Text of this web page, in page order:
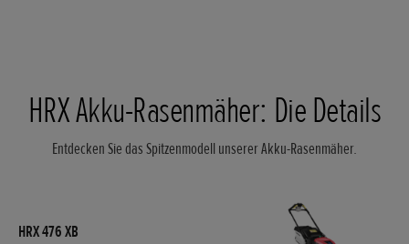
HRX Akku-Rasenmäher: Die Details
Entdecken Sie das Spitzenmodell unserer Akku-Rasenmäher.